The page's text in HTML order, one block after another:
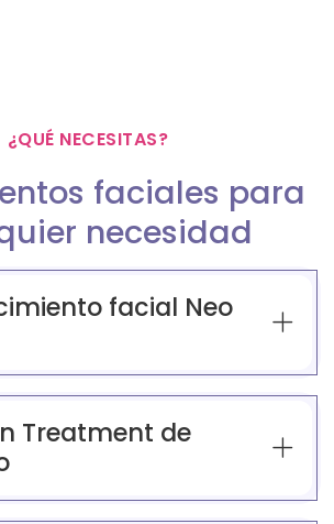
¿QUÉ NECESITAS?
faciales para
necesidad
facial Neo
Treatment de